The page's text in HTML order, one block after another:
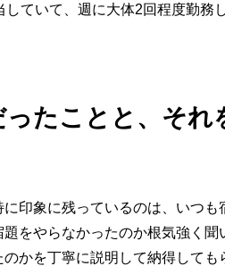
ていて、週に大体2回程度勤務
たことと、それ
印象に残っているのは、いつ
をやらなかったのか根気強く
かを丁寧に説明して納得して